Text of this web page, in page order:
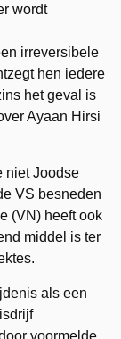
wordt
irreversibele
hen iedere
het geval is
Ayaan Hirsi
niet Joodse
VS besneden
(VN) heeft ook
middel is ter
als een
voormelde